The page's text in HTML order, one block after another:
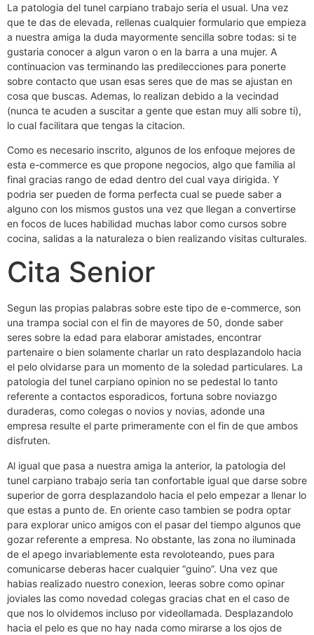
La patologi­a del tunel carpiano trabajo seri­a el usual. Una vez
que te das de elevada, rellenas cualquier formulario que empieza
a nuestra amiga la duda mayormente sencilla sobre todas: si te
gustaria conocer a algun varon o en la barra a una mujer. A
continuacion vas terminando las predilecciones para ponerte
sobre contacto que usan esas seres que de mas se ajustan en
cosa que buscas. Ademas, lo realizan debido a la vecindad
(nunca te acuden a suscitar a gente que estan muy alli sobre ti),
lo cual facilitara que tengas la citacion.
Como es necesario inscrito, algunos de los enfoque mejores de
esta e-commerce es que propone negocios, algo que familia al
final gracias rango de edad dentro del cual vaya dirigida. Y
podri­a ser pueden de forma perfecta cual se puede saber a
alguno con los mismos gustos una vez que llegan a convertirse
en focos de luces habilidad muchas labor como cursos sobre
cocina, salidas a la naturaleza o bien realizando visitas culturales.
Cita Senior
Segun las propias palabras sobre este tipo de e-commerce, son
una trampa social con el fin de mayores de 50, donde saber
seres sobre la edad para elaborar amistades, encontrar
partenaire o bien solamente charlar un rato desplazandolo hacia
el pelo olvidarse para un momento de la soledad particulares. La
patologi­a del tunel carpiano opinion no se pedestal lo tanto
referente a contactos esporadicos, fortuna sobre noviazgo
duraderas, como colegas o novios y novias, adonde una
empresa resulte el parte primeramente con el fin de que ambos
disfruten.
Al igual que pasa a nuestra amiga la anterior, la patologi­a del
tunel carpiano trabajo seri­a tan confortable igual que darse sobre
superior de gorra desplazandolo hacia el pelo empezar a llenar lo
que estas a punto de. En oriente caso tambien se podra optar
para explorar unico amigos con el pasar del tiempo algunos que
gozar referente a empresa. No obstante, las zona no iluminada
de el apego invariablemente esta revoloteando, pues para
comunicarse deberas hacer cualquier “guino”. Una vez que
habias realizado nuestro conexion, leeras sobre como opinar
joviales las como novedad colegas gracias chat en el caso de
que nos lo olvidemos incluso por videollamada. Desplazandolo
hacia el pelo es que no hay nada como mirarse a los ojos de